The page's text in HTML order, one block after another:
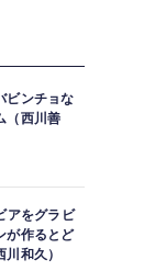
ビンチョな
（西川善
アをグラビ
が作るとど
川和久）